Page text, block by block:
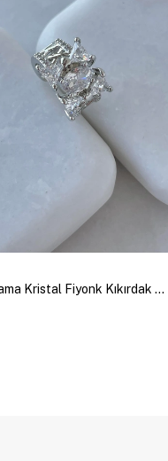
Altın Kaplama Kristal Fiyonk Kıkırdak Küpe Gümüş